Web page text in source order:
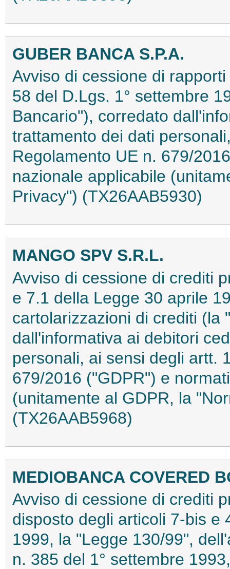
GUBER BANCA S.P.A.
Avviso di cessione di
58 del D.Lgs. 1° settembre
Bancario"), corredato
trattamento dei dati
Regolamento UE n. 679/
nazionale applicabile
Privacy") (TX26AAB5930)
MANGO SPV S.R.L.
Avviso di cessione di crediti
e 7.1 della Legge 30 aprile
cartolarizzazioni di crediti (la
dall'informativa ai debitori
personali, ai sensi degli artt.
679/2016 ("GDPR") e
(unitamente al GDPR, la
(TX26AAB5968)
MEDIOBANCA COVERED
Avviso di cessione di crediti
disposto degli articoli 7-bis e
1999, la "Legge 130/99",
n. 385 del 1° settembre